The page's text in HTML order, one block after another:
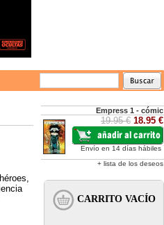
Empress 1 - cómic
19.95 € 18.95 €
Envío en 14 días hábiles
+ lista de los deseos